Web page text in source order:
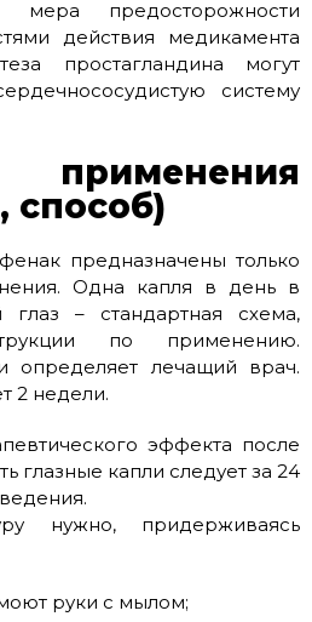
мера предосторожности
действия медикамента
простагландина могут
систему
применения
способ)
предназначены только
Одна капля в день в
– стандартная схема,
по применению.
определяет лечащий врач.
2 недели.
эффекта после
глазные капли следует за 24
нужно, придерживаясь
руки с мылом;